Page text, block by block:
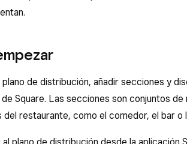
de distribución, añadir secciones y
Square. Las secciones son conjuntos
restaurante, como el comedor, el bar o